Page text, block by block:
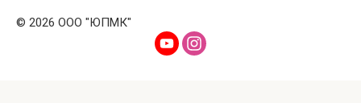
© 2026 ООО "ЮПМК"